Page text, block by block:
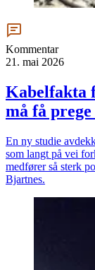
Kommentar
21. mai 2026
Kabelfakta
må få
En ny studie
som langt på vei
medfører så sterk
Bjartnes.